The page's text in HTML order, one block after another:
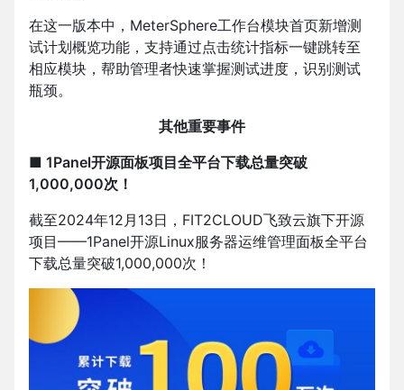
在这一版本中，MeterSphere工作台模块首页新增测
试计划概览功能，支持通过点击统计指标一键跳转至
相应模块，帮助管理者快速掌握测试进度，识别测试
瓶颈。
其他重要事件
■ 1Panel开源面板项目全平台下载总量突破
1,000,000次！
截至2024年12月13日，FIT2CLOUD飞致云旗下开源
项目——1Panel开源Linux服务器运维管理面板全平台
下载总量突破1,000,000次！